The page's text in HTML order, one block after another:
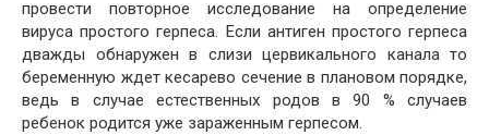
провести повторное исследование на определение
вируса простого герпеса. Если антиген простого герпеса
дважды обнаружен в слизи цервикального канала то
беременную ждет кесарево сечение в плановом порядке,
ведь в случае естественных родов в 90 % случаев
ребенок родится уже зараженным герпесом.